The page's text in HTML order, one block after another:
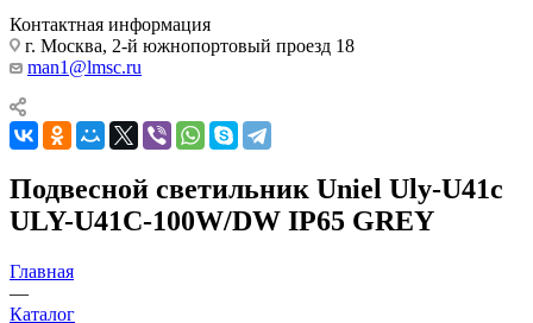
Контактная информация
г. Москва, 2-й южнопортовый проезд 18
man1@lmsc.ru
Подвесной светильник Uniel Uly-U41c
ULY-U41C-100W/DW IP65 GREY
Главная
—
Каталог